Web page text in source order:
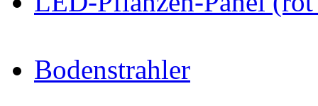
Bodenstrahler